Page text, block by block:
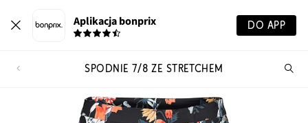
Aplikacja bonprix DO APP
SPODNIE 7/8 ZE STRETCHEM